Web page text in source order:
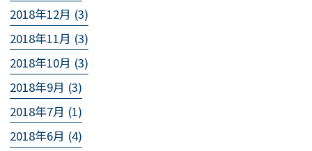
2018年12月 (3)
2018年11月 (3)
2018年10月 (3)
2018年9月 (3)
2018年7月 (1)
2018年6月 (4)